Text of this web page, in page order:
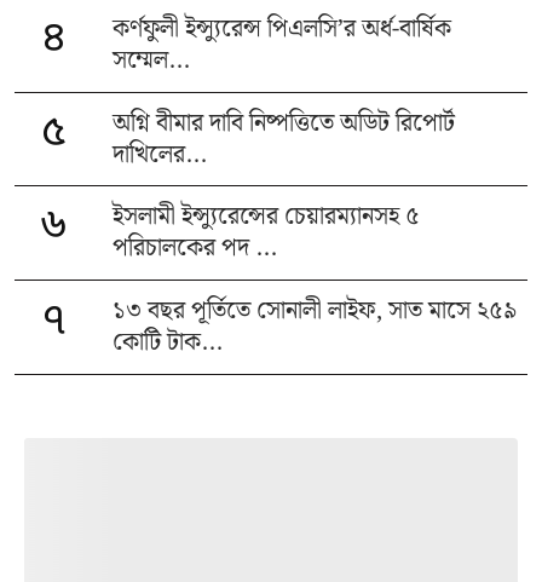
৪
কর্ণফুলী ইন্স্যুরেন্স পিএলসি’র অর্ধ-বার্ষিক
সম্মেল...
৫
অগ্নি বীমার দাবি নিষ্পত্তিতে অডিট রিপোর্ট
দাখিলের...
৬
ইসলামী ইন্স্যুরেন্সের চেয়ারম্যানসহ ৫
পরিচালকের পদ ...
৭
১৩ বছর পূর্তিতে সোনালী লাইফ, সাত মাসে ২৫৯
কোটি টাক...